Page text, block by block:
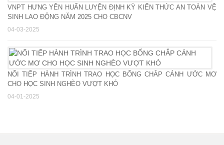
VNPT HƯNG YÊN HUẤN LUYỆN ĐỊNH KỲ KIẾN THỨC AN TOÀN VỆ
SINH LAO ĐỘNG NĂM 2025 CHO CBCNV
04-03-2025
NỐI TIẾP HÀNH TRÌNH TRAO HỌC BỔNG CHẮP CÁNH ƯỚC MƠ
CHO HỌC SINH NGHÈO VƯỢT KHÓ
04-01-2025